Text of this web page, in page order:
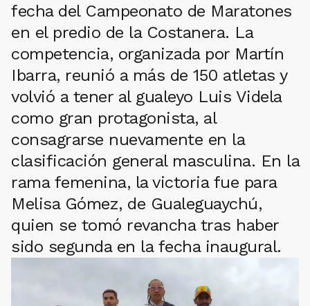
fecha del Campeonato de Maratones
en el predio de la Costanera. La
competencia, organizada por Martín
Ibarra, reunió a más de 150 atletas y
volvió a tener al gualeyo Luis Videla
como gran protagonista, al
consagrarse nuevamente en la
clasificación general masculina. En la
rama femenina, la victoria fue para
Melisa Gómez, de Gualeguaychú,
quien se tomó revancha tras haber
sido segunda en la fecha inaugural.